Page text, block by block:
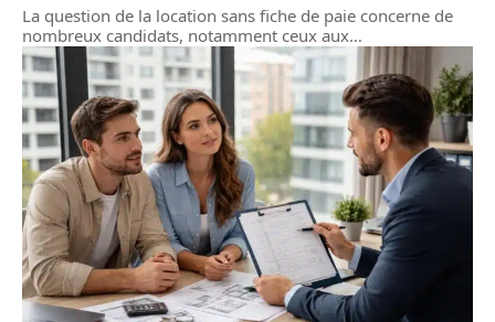
La question de la location sans fiche de paie concerne de
nombreux candidats, notamment ceux aux…